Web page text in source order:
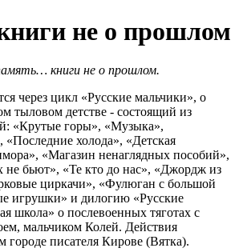
не о прошлом
книги не о прошлом.
через цикл «Русские мальчики», о
тыловом детстве - состоящий из
«Крутые горы», «Музыка»,
холода», «Детская
«Магазин ненаглядных пособий»,
не бьют», «Те кто до нас», «Джордж из
циркачи», «Фулюган с большой
игрушки» и дилогию «Русские
школа» о послевоенных тяготах с
мальчиком Колей. Действия
городе писателя Кирове (Вятка).